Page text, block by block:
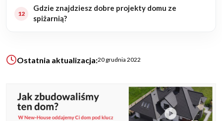
ZAPISZ SIĘ
Gdzie znajdziesz dobre projekty domu ze
spiżarnią?
Ostatnia aktualizacja:20 grudnia 2022